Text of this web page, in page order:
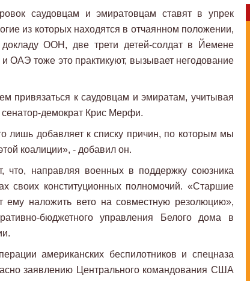
саудовцам и эмиратовцам ставят в упрек
из которых находятся в отчаянном положении,
докладу ООН, две трети детей-солдат в Йемене
ОАЭ тоже это практикуют, вызывает негодование
привязаться к саудовцам и эмиратам, учитывая
сенатор-демократ Крис Мерфи.
лишь добавляет к списку причин, по которым мы
коалиции», - добавил он.
что, направляя военных в поддержку союзника
своих конституционных полномочий. «Старшие
ему наложить вето на совместную резолюцию»,
бюджетного управления Белого дома в
американских беспилотников и спецназа
заявлению Центрального командования США